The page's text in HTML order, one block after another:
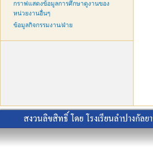
กราฟแสดงข้อมูลการศึกษาดูงานของ
หน่วยงานอื่นๆ
ข้อมูลกิจกรรมงาน/ฝ่าย